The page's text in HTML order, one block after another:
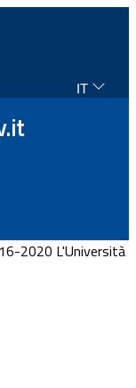
IT
2020 L'Università